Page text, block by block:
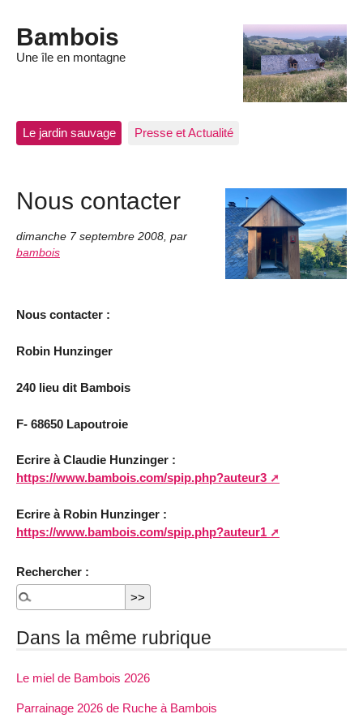
Bambois
Une île en montagne
Le jardin sauvage Presse et Actualité
Nous contacter
dimanche 7 septembre 2008, par
bambois
Nous contacter :
Robin Hunzinger
240 lieu dit Bambois
F- 68650 Lapoutroie
Ecrire à Claudie Hunzinger :
https://www.bambois.com/spip.php?auteur3
Ecrire à Robin Hunzinger :
https://www.bambois.com/spip.php?auteur1
Rechercher :
Dans la même rubrique
Le miel de Bambois 2026
Parrainage 2026 de Ruche à Bambois